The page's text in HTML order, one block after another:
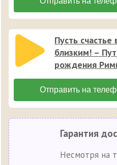
Пусть
близким! –
рождения
Гарантия
Несмотря на